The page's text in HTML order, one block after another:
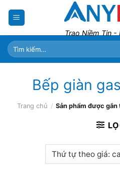
Trao Niềm Tin -
Tìm
kiếm:
Bếp giàn
Trang chủ / Sản phẩm được gắn